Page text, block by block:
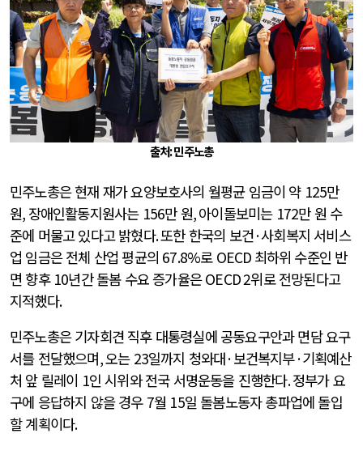
출처: 민주노총
민주노총은 현재 재가 요양보호사의 월평균 임금이 약 125만
원, 장애인활동지원사는 156만 원,아이돌보미는 172만 원 수
준에 머물고 있다고 밝혔다.또한 한국의 보건·사회복지 서비스
업 임금은 전체 산업 평균의 67.8%로 OECD 최하위 수준인 반
면 향후 10년간 돌봄 수요 증가율은OECD 2위로 전망된다고
지적했다.
민주노총은 기자회견 직후 대통령실에 공동요구안과 면담 요구
서를 전달했으며,오는 23일까지 청와대·보건복지부·기획예산
처 앞 릴레이 1인 시위와 전국 서명운동을 진행한다.정부가 요
구에 응답하지 않을 경우 7월 15일 돌봄노동자 총파업에 돌입
할 계획이다.